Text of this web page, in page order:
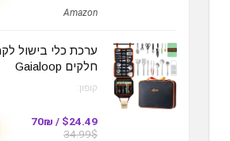
Amazon
חלקים Gaialoop
קופון:
$24.49 / 70₪
34.99$